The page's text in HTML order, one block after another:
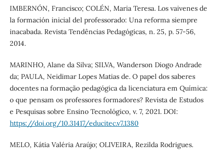
IMBERNÓN, Francisco; COLÉN, Maria Teresa. Los vaivenes de
la formación inicial del professorado: Una reforma siempre
inacabada. Revista Tendências Pedagógicas, n. 25, p. 57-56,
2014.
MARINHO, Alane da Silva; SILVA, Wanderson Diogo Andrade
da; PAULA, Neidimar Lopes Matias de. O papel dos saberes
docentes na formação pedagógica da licenciatura em Química:
o que pensam os professores formadores? Revista de Estudos
e Pesquisas sobre Ensino Tecnológico, v. 7, 2021. DOI:
https://doi.org/10.31417/educitec.v7.1380
MELO, Kátia Valéria Araújo; OLIVEIRA, Rezilda Rodrigues.